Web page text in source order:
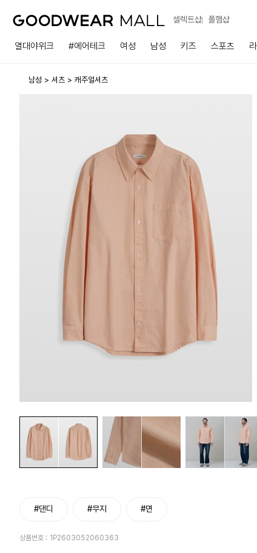
셀렉트샵 폴햄샵
열대야위크 #에어테크 여성 남성 키즈 스포츠
남성 셔츠 캐주얼셔츠
#댄디 #무지 #면
상품번호 : 1P2603052060363